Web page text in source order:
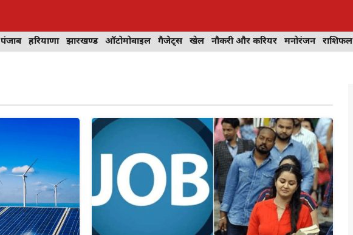
पंजाब हरियाणा झारखण्ड ऑटोमोबाइल गैजेट्स खेल नौकरी और करियर मनोरंजन राशिफल